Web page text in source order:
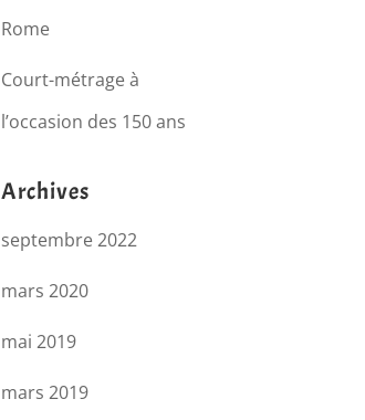
Rome
Court-métrage à
l’occasion des 150 ans
Archives
septembre 2022
mars 2020
mai 2019
mars 2019